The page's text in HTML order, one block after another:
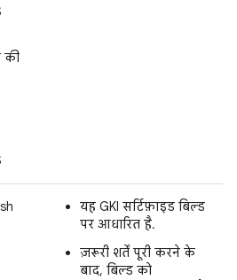
की
यह GKI सर्टिफ़ाइड बिल्ड
पर आधारित है.
ज़रूरी शर्तें पूरी करने के
बाद, बिल्ड को